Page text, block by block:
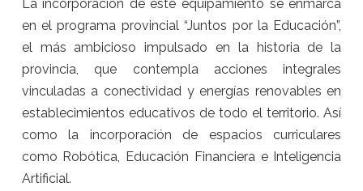
La incorporación de este equipamiento se enmarca
en el programa provincial “Juntos por la Educación”,
el más ambicioso impulsado en la historia de la
provincia, que contempla acciones integrales
vinculadas a conectividad y energías renovables en
establecimientos educativos de todo el territorio. Así
como la incorporación de espacios curriculares
como Robótica, Educación Financiera e Inteligencia
Artificial.